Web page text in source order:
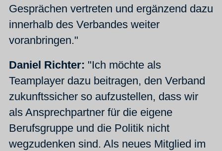
Gesprächen vertreten und ergänzend dazu
innerhalb des Verbandes weiter
voranbringen."
Daniel Richter: "Ich möchte als
Teamplayer dazu beitragen, den Verband
zukunftssicher so aufzustellen, dass wir
als Ansprechpartner für die eigene
Berufsgruppe und die Politik nicht
wegzudenken sind. Als neues Mitglied im